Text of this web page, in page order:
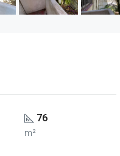
76
m²